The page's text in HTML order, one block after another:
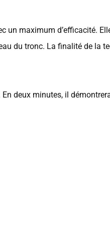
un maximum d’efficacité.
du tronc. La finalité de la
deux minutes, il